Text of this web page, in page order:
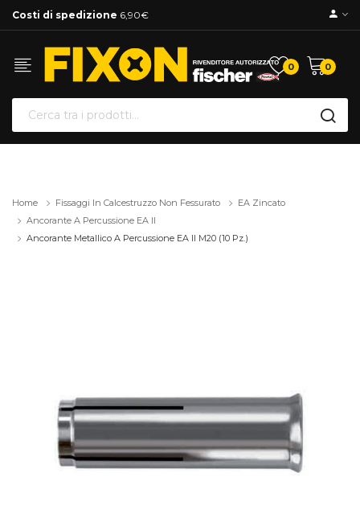
Costi di spedizione 6,90€
0 0
Home Fissaggi In Calcestruzzo Non Fessurato
EA Zincato
Ancorante A Percussione EA II
Ancorante Metallico A Percussione EA II M20 (10 Pz.)